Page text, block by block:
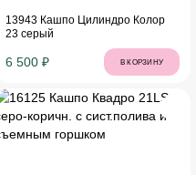
13943 Кашпо Цилиндро Колор
23 серый
6 500 ₽ В КОРЗИНУ